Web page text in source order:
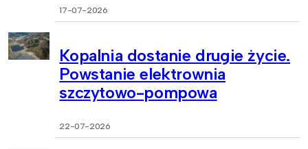
17-07-2026
Kopalnia dostanie drugie życie.
Powstanie elektrownia
szczytowo-pompowa
22-07-2026